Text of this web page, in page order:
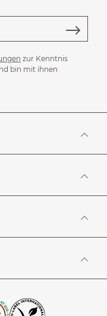
zur Kenntnis
bin mit ihnen